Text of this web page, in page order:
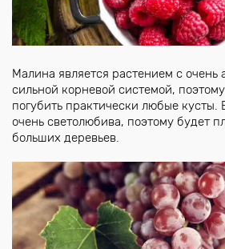
Малина является растением с очень
сильной корневой системой,
погубить практически любые кусты.
очень светолюбива, поэтому будет
больших деревьев.